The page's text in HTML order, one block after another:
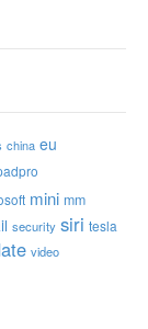
china eu
mini mm
security siri tesla
video